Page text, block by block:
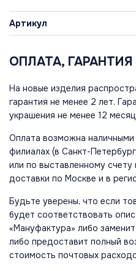
Артикул
ОПЛАТА,
На новые изделия
гарантия не менее 2 лет.
украшения не менее 12
Оплата возможна
филиалах (в Санкт-
или по выставленному
доставки по Москве и в
Будьте уверены, что если
будет соответствовать
«Мануфактура» либо
либо предоставит полный
стоимость почтовых